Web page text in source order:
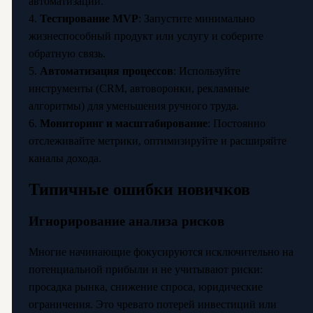
4. Тестирование MVP: Запустите минимально
жизнеспособный продукт или услугу и соберите
обратную связь.
5. Автоматизация процессов: Используйте
инструменты (CRM, автоворонки, рекламные
алгоритмы) для уменьшения ручного труда.
6. Мониторинг и масштабирование: Постоянно
отслеживайте метрики, оптимизируйте и расширяйте
каналы дохода.
Типичные ошибки новичков
Игнорирование анализа рисков
Многие начинающие фокусируются исключительно на
потенциальной прибыли и не учитывают риски:
просадка рынка, снижение спроса, юридические
ограничения. Это чревато потерей инвестиций или